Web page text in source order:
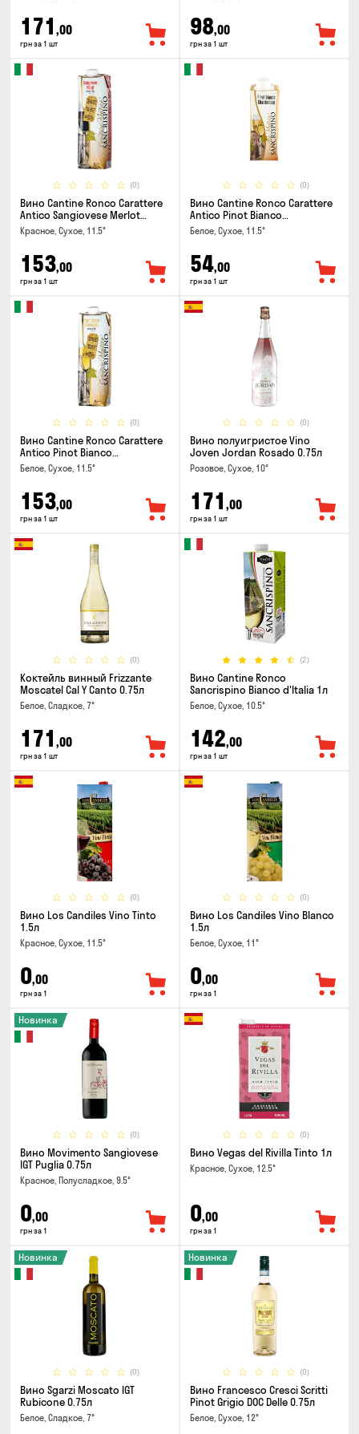
171 ,00
грн за 1 шт
98,00
грн за 1 шт
(0)
Вино Cantine Ronco Carattere
Antico Sangiovese Merlot
Rubicone IGT 1л
Красное, Сухое, 11.5°
153,00
грн за 1 шт
(0)
Вино Cantine Ronco Carattere
Antico Pinot Bianco
Chardonnay Rubicone IGT 0.25л
Белое, Сухое, 11.5°
54,00
грн за 1 шт
(0)
Вино Cantine Ronco Carattere
Antico Pinot Bianco
Chardonnay Rubicone IGT 1л
Белое, Сухое, 11.5°
153,00
грн за 1 шт
(0)
Вино полуигристое Vino
Joven Jordan Rosado 0.75л
Розовое, Сухое, 10°
171 ,00
грн за 1 шт
(0)
Коктейль винный Frizzante
Moscatel Cal Y Canto 0.75л
Белое, Сладкое, 7°
171 ,00
грн за 1 шт
(2)
Вино Cantine Ronco
Sancrispino Bianco d'Italia 1л
Белое, Сухое, 10.5°
142,00
грн за 1 шт
(0)
Вино Los Candiles Vino Tinto
1.5л
Красное, Сухое, 11.5°
0,00
грн за 1
(0)
Вино Los Candiles Vino Blanco
1.5л
Белое, Сухое, 11°
0,00
грн за 1
(0)
Новинка
Вино Movimento Sangiovese
IGT Puglia 0.75л
Красное, Полусладкое, 9.5°
0,00
грн за 1
(0)
Вино Vegas del Rivilla Tinto 1л
Красное, Сухое, 12.5°
0,00
грн за 1
(0)
Новинка
Вино Sgarzi Moscato IGT
Rubicone 0.75л
Белое, Сладкое, 7°
(0)
Новинка
Вино Francesco Cresci Scritti
Pinot Grigio DOC Delle 0.75л
Белое, Сухое, 12°